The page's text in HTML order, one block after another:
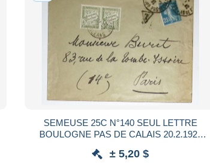
SEMEUSE 25C N°140 SEUL LETTRE
BOULOGNE PAS DE CALAIS 20.2.1925
± 5,20 $